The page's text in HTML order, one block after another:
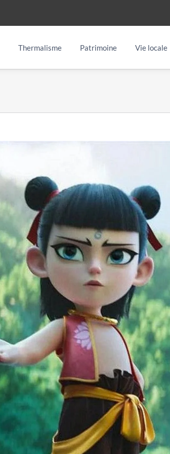
Thermalisme Patrimoine Vie locale